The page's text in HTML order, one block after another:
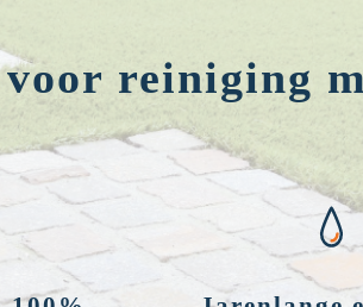
reiniging